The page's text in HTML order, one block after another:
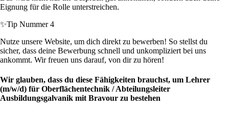
Eignung für die Rolle unterstreichen.
✨Tip Nummer 4
Nutze unsere Website, um dich direkt zu bewerben! So stellst du
sicher, dass deine Bewerbung schnell und unkompliziert bei uns
ankommt. Wir freuen uns darauf, von dir zu hören!
Wir glauben, dass du diese Fähigkeiten brauchst, um Lehrer
(m/w/d) für Oberflächentechnik / Abteilungsleiter
Ausbildungsgalvanik mit Bravour zu bestehen